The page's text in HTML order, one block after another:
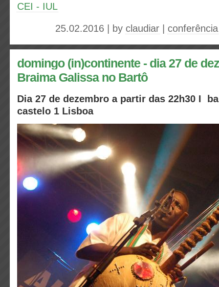
CEI - IUL
25.02.2016 | by claudiar conferência
domingo (in)continente - dia 27 de
Braima Galissa no Bartô
Dia 27 de dezembro a partir das 22h30 I
castelo 1 Lisboa